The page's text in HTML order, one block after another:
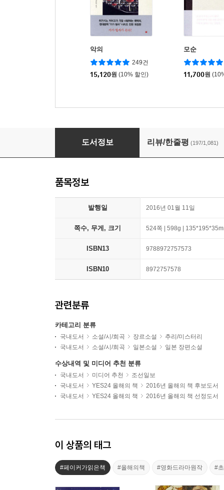
악의
249건
15,120원 (10% 할인)
모순
11,700원
라플라스의 마녀
도서정보 리뷰/한줄평 (197/1,081)
품목정보
발행일 2016년 01월 11일
쪽수, 무게, 크기 524쪽 | 598g |
ISBN13 9788972757573
ISBN10 8972757578
관련분류
카테고리 분류
국내도서 소설/시/희곡 장르소설
추리/미스터리
국내도서
소설/시/희곡 일본소설 일본 장편소설
수상내역 및 미디어 추천 분류
국내도서 미디어 추천
조선일보
국내도서
YES24 올해의 책
2016년 올해의 책 후보도서
국내도서
YES24 올해의 책 2016년 올해의 책 선정도서
이 상품의 태그
#페이커가읽은책 #올해의책 #영화드라마원작 #